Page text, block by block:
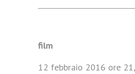
film
12 febbraio 2016 ore